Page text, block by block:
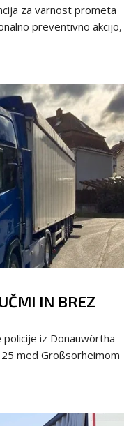
za varnost prometa
preventivno akcijo,
IN BREZ
iz Donauwörtha
med Großsorheimom